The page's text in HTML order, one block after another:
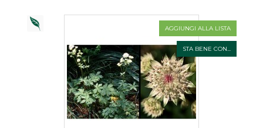
AGGIUNGI ALLA LISTA
STA BENE CON...